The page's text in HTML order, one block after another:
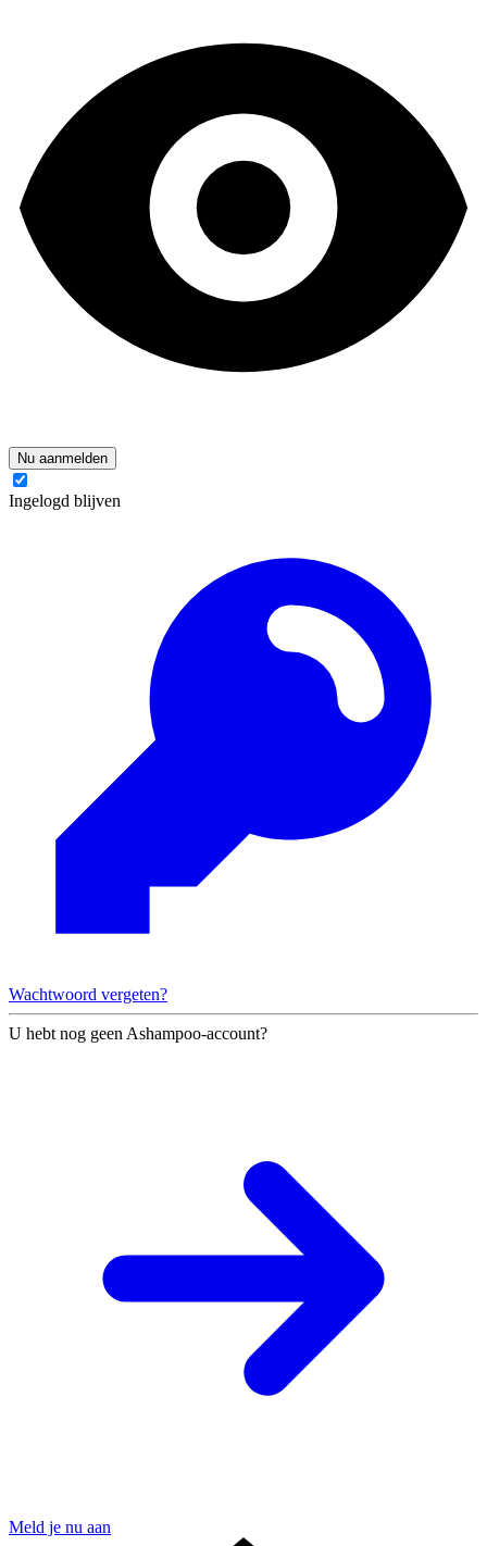
Nu aanmelden
Ingelogd blijven
Wachtwoord vergeten?
U hebt nog geen Ashampoo-account?
Meld je nu aan